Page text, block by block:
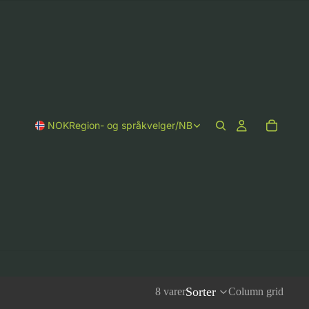
NOKRegion- og språkvelger/NB
8 varerSorter Column grid